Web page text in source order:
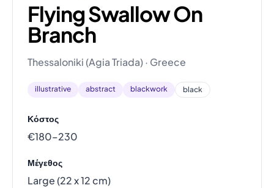
Flying Swallow On
Branch
Thessaloniki (Agia Triada) · Greece
illustrative abstract blackwork black
Κόστος
€180–230
Μέγεθος
Large (22 x 12 cm)